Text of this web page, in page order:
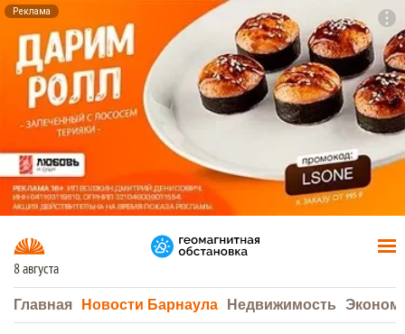
Реклама
8 августа
Главная Новости Барнаула Недвижимость